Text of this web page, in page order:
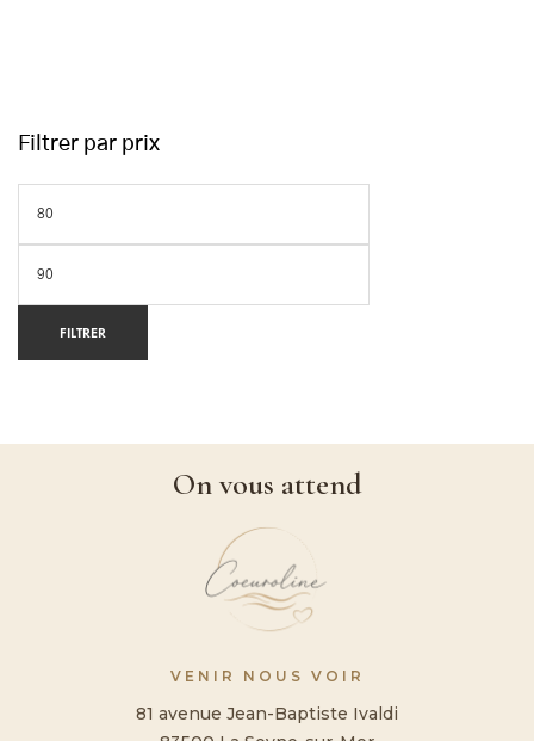
Filtrer par prix
FILTRER
On vous attend
VENIR NOUS VOIR
81 avenue Jean-Baptiste Ivaldi